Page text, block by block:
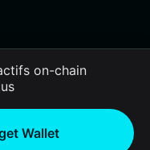
on-chain
Wallet